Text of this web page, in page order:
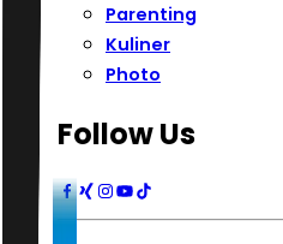
Parenting
Kuliner
Photo
Follow Us